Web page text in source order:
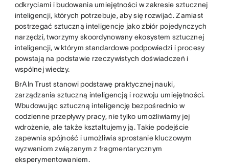
odkryciami i budowania umiejętności w zakresie sztucznej
inteligencji, których potrzebuje, aby się rozwijać. Zamiast
postrzegać sztuczną inteligencję jako zbiór pojedynczych
narzędzi, tworzymy skoordynowany ekosystem sztucznej
inteligencji, w którym standardowe podpowiedzi i procesy
powstają na podstawie rzeczywistych doświadczeń i
wspólnej wiedzy.
BrAIn Trust stanowi podstawę praktycznej nauki,
zarządzania sztuczną inteligencją i rozwoju umiejętności.
Wbudowując sztuczną inteligencję bezpośrednio w
codzienne przepływy pracy, nie tylko umożliwiamy jej
wdrożenie, ale także kształtujemy ją. Takie podejście
zapewnia spójność i umożliwia sprostanie kluczowym
wyzwaniom związanym z fragmentarycznym
eksperymentowaniem.